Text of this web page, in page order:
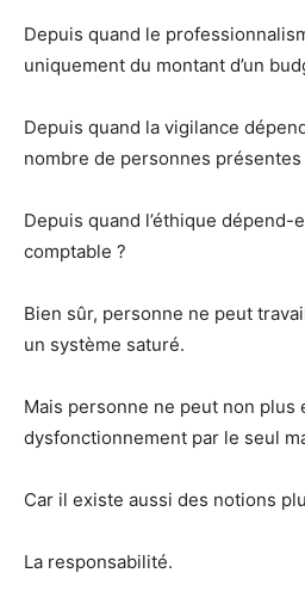
Depuis quand le
uniquement du montant d’un
Depuis quand la vigilance
nombre de personnes
Depuis quand l’éthique dépend-
comptable ?
Bien sûr, personne ne peut
un système saturé.
Mais personne ne peut non plus
dysfonctionnement par le seul
Car il existe aussi des notions
La responsabilité.